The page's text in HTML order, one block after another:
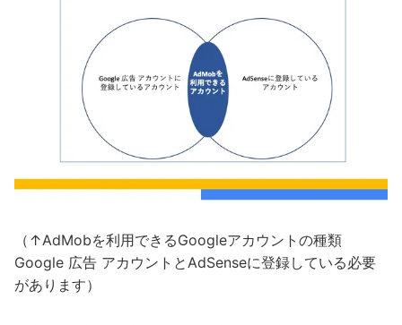
（↑AdMobを利用できるGoogleアカウントの種類
Google 広告 アカウントとAdSenseに登録している必要
があります）